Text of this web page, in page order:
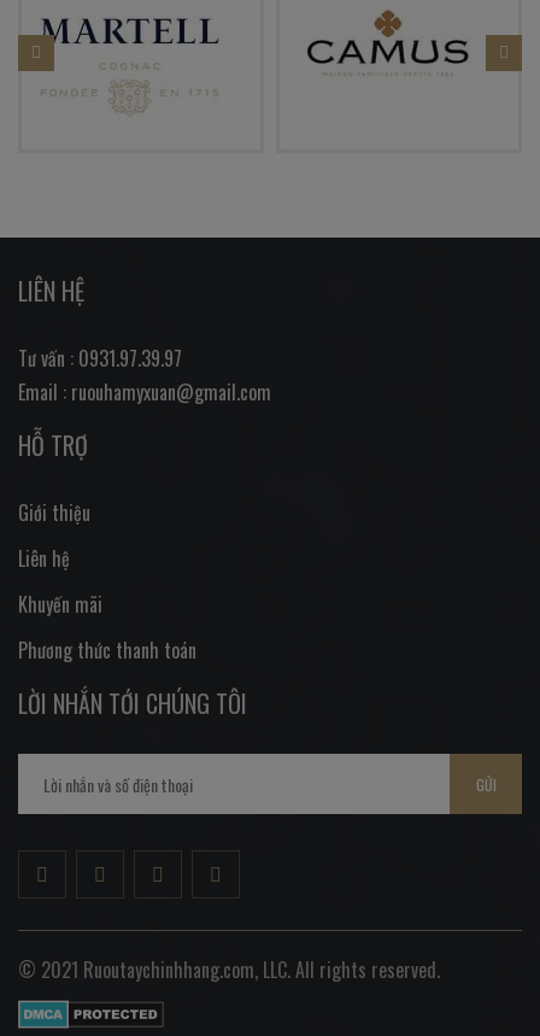
LIÊN HỆ
Tư vấn : 0931.97.39.97
Email : ruouhamyxuan@gmail.com
HỖ TRỢ
Giới thiệu
Liên hệ
Khuyến mãi
Phương thức thanh toán
LỜI NHẮN TỚI CHÚNG TÔI
GỬI
© 2021 Ruoutaychinhhang.com, LLC. All rights reserved.